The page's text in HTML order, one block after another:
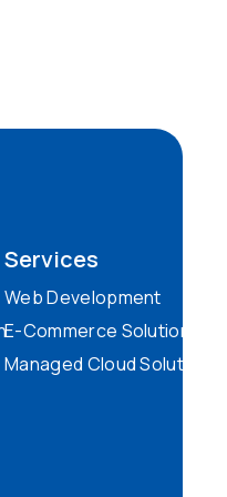
Services
Web Development
E-Commerce Solutions
Managed Cloud Solutions